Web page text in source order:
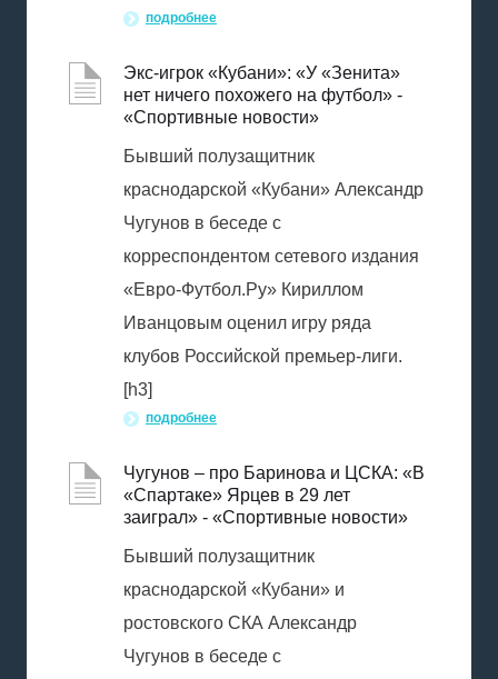
подробнее
Экс-игрок «Кубани»: «У «Зенита»
нет ничего похожего на футбол» -
«Спортивные новости»
Бывший полузащитник
краснодарской «Кубани» Александр
Чугунов в беседе с
корреспондентом сетевого издания
«Евро-Футбол.Ру» Кириллом
Иванцовым оценил игру ряда
клубов Российской премьер-лиги.
[h3]
подробнее
Чугунов – про Баринова и ЦСКА: «В
«Спартаке» Ярцев в 29 лет
заиграл» - «Спортивные новости»
Бывший полузащитник
краснодарской «Кубани» и
ростовского СКА Александр
Чугунов в беседе с